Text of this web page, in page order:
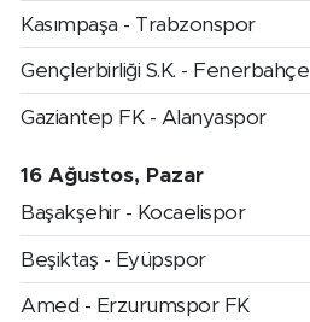
Kasımpaşa - Trabzonspor
Gençlerbirliği S.K. - Fenerbahçe
Gaziantep FK - Alanyaspor
16 Ağustos, Pazar
Başakşehir - Kocaelispor
Beşiktaş - Eyüpspor
Amed - Erzurumspor FK